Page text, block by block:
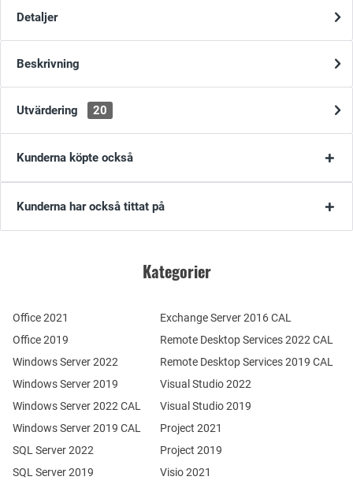
Detaljer
Beskrivning
Utvärdering 20
Kunderna köpte också
Kunderna har också tittat på
Kategorier
Office 2021
Office 2019
Windows Server 2022
Windows Server 2019
SQL Server 2022
SQL Server 2019
Windows Server 2022 CAL
Windows Server 2019 CAL
Remote Desktop Services 2022 CAL
Remote Desktop Services 2019 CAL
Exchange Server 2016 CAL
Visual Studio 2022
Visual Studio 2019
Project 2021
Project 2019
Visio 2021